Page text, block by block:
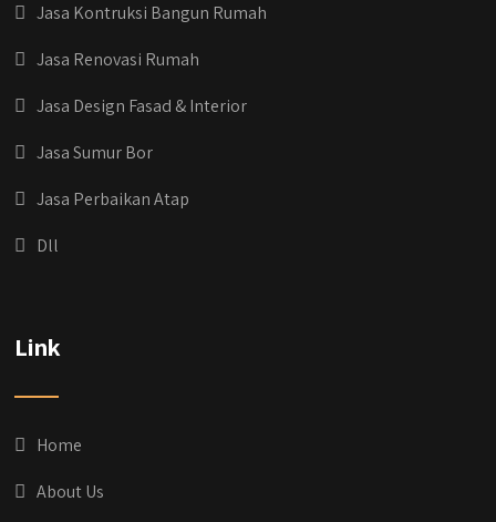
Jasa Kontruksi Bangun Rumah
Jasa Renovasi Rumah
Jasa Design Fasad & Interior
Jasa Sumur Bor
Jasa Perbaikan Atap
Dll
Link
Home
About Us